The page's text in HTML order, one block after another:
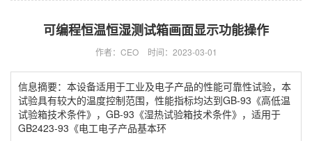
可编程恒温恒湿测试箱画面显示功能操作
作者：CEO 时间：2023-03-01
信息摘要：本设备适用于工业及电子产品的性能可靠性试验，本
试验具有较大的温度控制范围，性能指标均达到GB-93《高低温
试验箱技术条件》，GB-93《湿热试验箱技术条件》，适用于
GB2423-93《电工电子产品基本环